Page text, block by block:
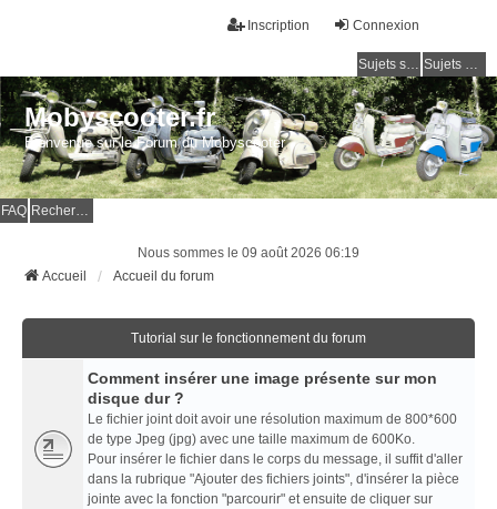
Connexion
Inscription
Sujets sans réponse Sujets actifs
Mobyscooter.fr
Bienvenue sur le Forum du Mobyscooter
FAQ Rechercher
Nous sommes le 09 août 2026 06:19
Accueil
Accueil du forum
Tutorial sur le fonctionnement du forum
Comment insérer une image présente sur mon
disque dur ?
Le fichier joint doit avoir une résolution maximum de 800*600
de type Jpeg (jpg) avec une taille maximum de 600Ko.
Pour insérer le fichier dans le corps du message, il suffit d'aller
dans la rubrique "Ajouter des fichiers joints", d'insérer la pièce
jointe avec la fonction "parcourir" et ensuite de cliquer sur